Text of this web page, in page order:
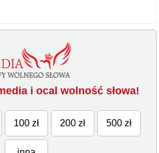
i ocal wolność słowa!
100 zł 200 zł 500 zł